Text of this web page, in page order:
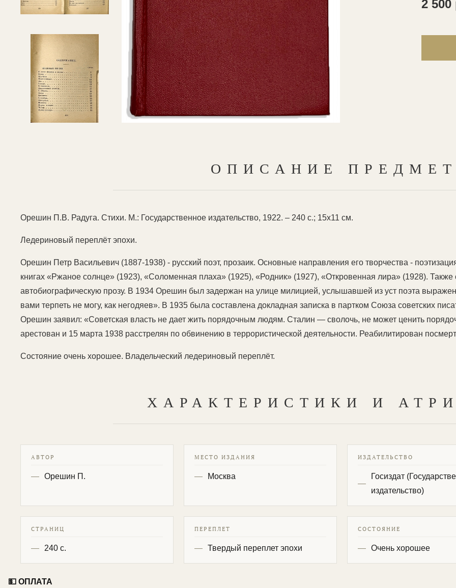
2 500
ОПИСАНИЕ
Орешин П.В. Радуга. Стихи. М.: Государственное издательство, 1922. – 240 с.; 15x11 см.
Ледериновый переплёт эпохи.
Орешин Петр Васильевич (1887-1938) - русский поэт, прозаик. Основные направления его творчества -
книгах «Ржаное солнце» (1923), «Соломенная плаха» (1925), «Родник» (1927), «Откровенная лира» (1928).
автобиографическую прозу. В 1934 Орешин был задержан на улице милицией, услышавшей из уст поэта
вами терпеть не могу, как негодяев». В 1935 была составлена докладная записка в партком Союза советских
Орешин заявил: «Советская власть не дает жить порядочным людям. Сталин — сволочь, не может ценить
арестован и 15 марта 1938 расстрелян по обвинению в террористической деятельности. Реабилитирован
Состояние очень хорошее. Владельческий ледериновый переплёт.
ХАРАКТЕРИСТИКИ И
АВТОР
Орешин П.
МЕСТО ИЗДАНИЯ
Москва
ИЗДАТЕЛЬСТВО
Госиздат
издательство)
СТРАНИЦ
240 с.
ПЕРЕПЛЕТ
Твердый переплет эпохи
СОСТОЯНИЕ
Очень хорошее
💵 ОПЛАТА